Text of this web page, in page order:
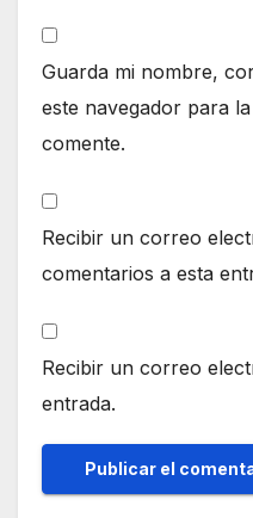
Guarda mi nombre,
este navegador para
comente.
Recibir un correo
comentarios a esta
Recibir un correo
entrada.